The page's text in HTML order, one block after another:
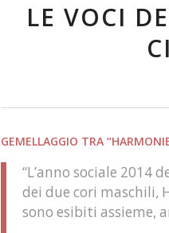
LE VOCI
GEMELLAGGIO TRA
“L’anno sociale 2014
dei due cori maschili,
sono esibiti assieme,